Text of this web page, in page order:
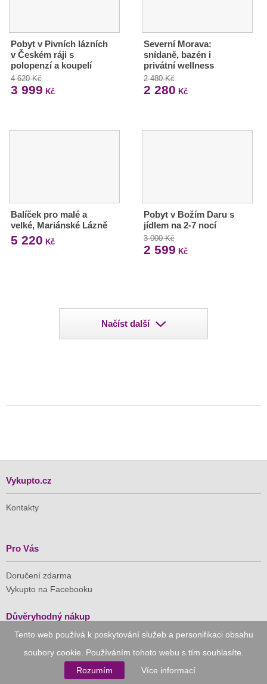
Tento web používá k poskytování služeb a personifikaci obsahu
soubory cookie. Používáním tohoto webu s tím souhlasíte.
Rozumím
Více informací
Pobyt v Pivních lázních
v Českém ráji s
polopenzí a koupelí
4 620 Kč
3 999 Kč
Severní Morava:
snídaně, bazén i
privátní wellness
2 480 Kč
2 280 Kč
Balíček pro malé a
velké, Mariánské Lázně
5 220 Kč
Pobyt v Božím Daru s
jídlem na 2-7 nocí
3 000 Kč
2 599 Kč
Načíst další
Vykupto.cz
Kontakty
Pro Vás
Doručení zdarma
Vykupto na Facebooku
Důvěryhodný nákup
komerci (APEK)